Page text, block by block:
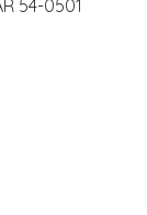
54-0501